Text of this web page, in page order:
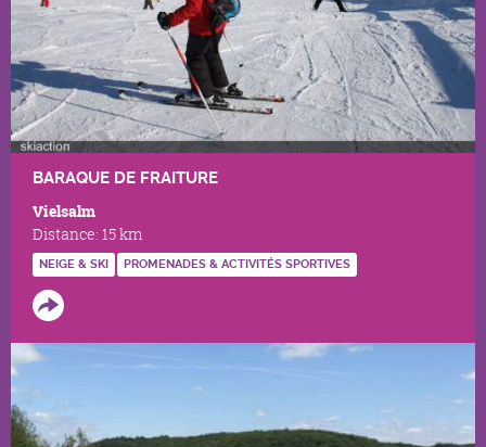
BARAQUE DE FRAITURE
Vielsalm
Distance: 15 km
NEIGE & SKI PROMENADES & ACTIVITÉS SPORTIVES